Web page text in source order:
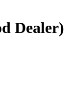
Dealer)